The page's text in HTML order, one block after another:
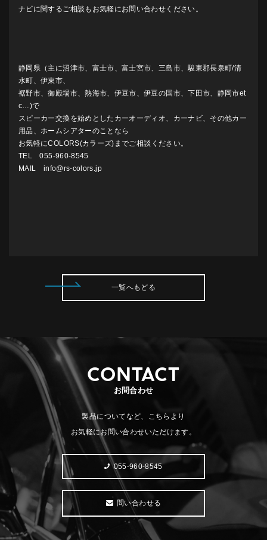
ナビに関するご相談もお気軽にお問い合わせください。
静岡県（主に沼津市、富士市、富士宮市、三島市、駿東郡長泉町/清
水町、伊東市、
裾野市、御殿場市、熱海市、伊豆市、伊豆の国市、下田市、静岡市et
c…)で
スピーカー交換を始めとしたカーオーディオ、カーナビ、その他カー
用品、ホームシアターのことなら
お気軽にCOLORS(カラーズ)までご相談ください。
TEL 055-960-8545
MAIL info@rs-colors.jp
一覧へもどる
CONTACT
お問合わせ
製品についてなど、こちらより
お気軽にお問い合わせいただけます。
055-960-8545
問い合わせる